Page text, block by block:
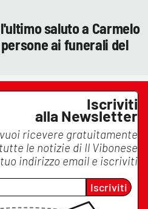
saluto a Carmelo
ai funerali del
Iscriviti
alla Newsletter
ricevere gratuitamente
tutte le notizie di Il Vibonese
indirizzo email e iscriviti
Iscriviti